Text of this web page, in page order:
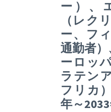
ー）、
（レク
ー、フ
通勤者
ーロッ
ラテン
フリカ
年～2033